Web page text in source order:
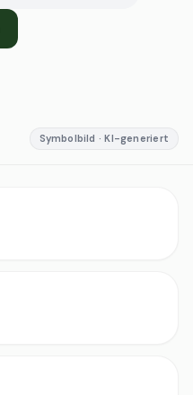
Symbolbild · KI-generiert